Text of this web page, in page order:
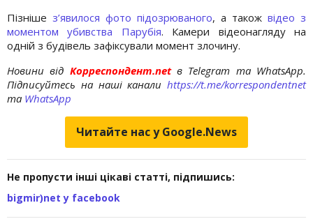
Пізніше з’явилося фото підозрюваного, а також відео з
моментом убивства Парубія. Камери відеонагляду на
одній з будівель зафіксували момент злочину.
Новини від Корреспондент.netв Telegram та WhatsApp.
Підписуйтесь на наші канали https://t.me/korrespondentnet
та WhatsApp
Читайте нас у Google.News
Не пропусти інші цікаві статті, підпишись:
bigmir)net у facebook